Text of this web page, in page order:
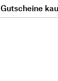
Gutscheine